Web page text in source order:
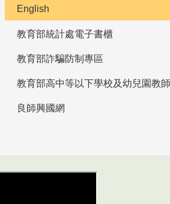
English
教育部統計處電子書櫃
教育部詐騙防制專區
良師興國網